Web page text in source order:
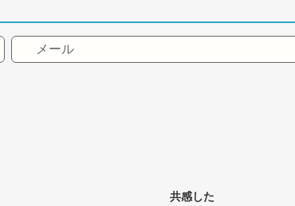
メール
共感した